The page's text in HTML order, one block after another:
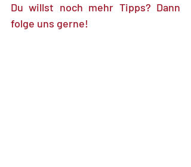
Du willst noch mehr Tipps? Dann
folge uns gerne!